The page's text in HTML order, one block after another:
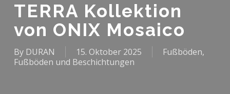
TERRA Kollektion
von ONIX Mosaico
By DURAN 15. Oktober 2025
Fußböden,
Fußböden und Beschichtungen